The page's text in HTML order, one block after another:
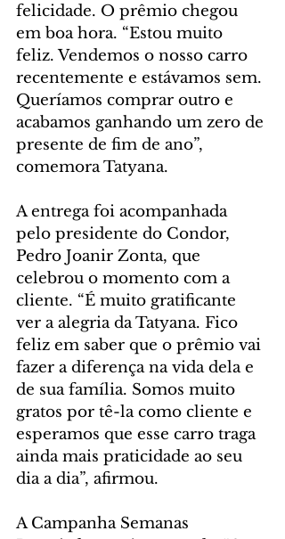
felicidade. O prêmio chegou
em boa hora. “Estou muito
feliz. Vendemos o nosso carro
recentemente e estávamos sem.
Queríamos comprar outro e
acabamos ganhando um zero de
presente de fim de ano”,
comemora Tatyana.
A entrega foi acompanhada
pelo presidente do Condor,
Pedro Joanir Zonta, que
celebrou o momento com a
cliente. “É muito gratificante
ver a alegria da Tatyana. Fico
feliz em saber que o prêmio vai
fazer a diferença na vida dela e
de sua família. Somos muito
gratos por tê-la como cliente e
esperamos que esse carro traga
ainda mais praticidade ao seu
dia a dia”, afirmou.
A Campanha Semanas